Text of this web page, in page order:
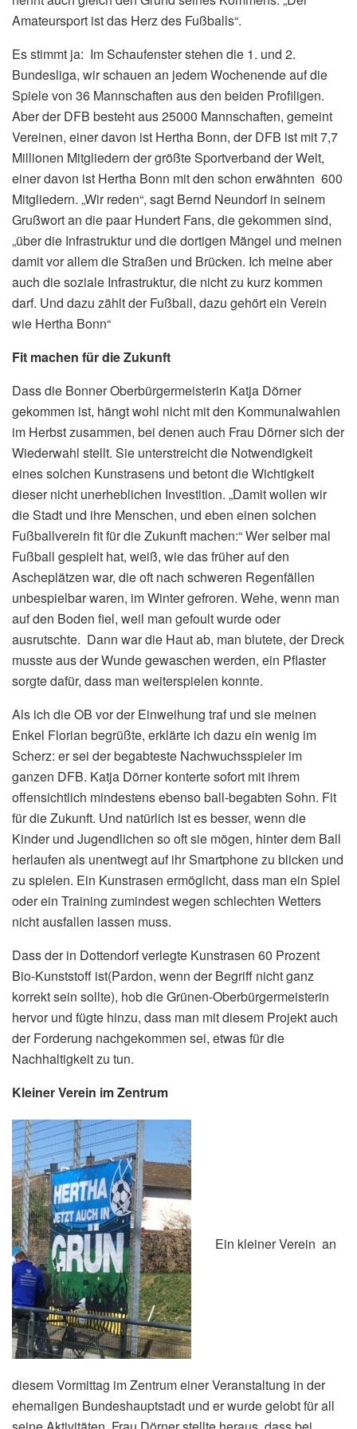
Amateursport ist das Herz des Fußballs“.
Es stimmt ja: Im Schaufenster stehen die 1. und 2.
Bundesliga, wir schauen an jedem Wochenende auf die
Spiele von 36 Mannschaften aus den beiden Profiligen.
Aber der DFB besteht aus 25000 Mannschaften, gemeint
Vereinen, einer davon ist Hertha Bonn, der DFB ist mit 7,7
Millionen Mitgliedern der größte Sportverband der Welt,
einer davon ist Hertha Bonn mit den schon erwähnten 600
Mitgliedern. „Wir reden“, sagt Bernd Neundorf in seinem
Grußwort an die paar Hundert Fans, die gekommen sind,
„über die Infrastruktur und die dortigen Mängel und meinen
damit vor allem die Straßen und Brücken. Ich meine aber
auch die soziale Infrastruktur, die nicht zu kurz kommen
darf. Und dazu zählt der Fußball, dazu gehört ein Verein
wie Hertha Bonn“
Fit machen für die Zukunft
Dass die Bonner Oberbürgermeisterin Katja Dörner
gekommen ist, hängt wohl nicht mit den Kommunalwahlen
im Herbst zusammen, bei denen auch Frau Dörner sich der
Wiederwahl stellt. Sie unterstreicht die Notwendigkeit
eines solchen Kunstrasens und betont die Wichtigkeit
dieser nicht unerheblichen Investition. „Damit wollen wir
die Stadt und ihre Menschen, und eben einen solchen
Fußballverein fit für die Zukunft machen:“ Wer selber mal
Fußball gespielt hat, weiß, wie das früher auf den
Ascheplätzen war, die oft nach schweren Regenfällen
unbespielbar waren, im Winter gefroren. Wehe, wenn man
auf den Boden fiel, weil man gefoult wurde oder
ausrutschte. Dann war die Haut ab, man blutete, der Dreck
musste aus der Wunde gewaschen werden, ein Pflaster
sorgte dafür, dass man weiterspielen konnte.
Als ich die OB vor der Einweihung traf und sie meinen
Enkel Florian begrüßte, erklärte ich dazu ein wenig im
Scherz: er sei der begabteste Nachwuchsspieler im
ganzen DFB. Katja Dörner konterte sofort mit ihrem
offensichtlich mindestens ebenso ball-begabten Sohn. Fit
für die Zukunft. Und natürlich ist es besser, wenn die
Kinder und Jugendlichen so oft sie mögen, hinter dem Ball
herlaufen als unentwegt auf ihr Smartphone zu blicken und
zu spielen. Ein Kunstrasen ermöglicht, dass man ein Spiel
oder ein Training zumindest wegen schlechten Wetters
nicht ausfallen lassen muss.
Dass der in Dottendorf verlegte Kunstrasen 60 Prozent
Bio-Kunststoff ist(Pardon, wenn der Begriff nicht ganz
korrekt sein sollte), hob die Grünen-Oberbürgermeisterin
hervor und fügte hinzu, dass man mit diesem Projekt auch
der Forderung nachgekommen sei, etwas für die
Nachhaltigkeit zu tun.
Kleiner Verein im Zentrum
Ein kleiner Verein an
diesem Vormittag im Zentrum einer Veranstaltung in der
ehemaligen Bundeshauptstadt und er wurde gelobt für all